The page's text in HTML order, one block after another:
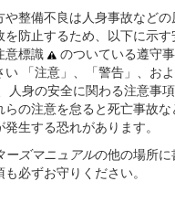
や整備不良は人身事故などの
を防止するため、以下に示
意標識
のついている遵守
い 「注意」、「警告」、お
人身の安全に関わる注意事
らの注意を怠ると死亡事故
生する恐れがあります。
ーズマニュアルの他の場所
必ずお守りください。